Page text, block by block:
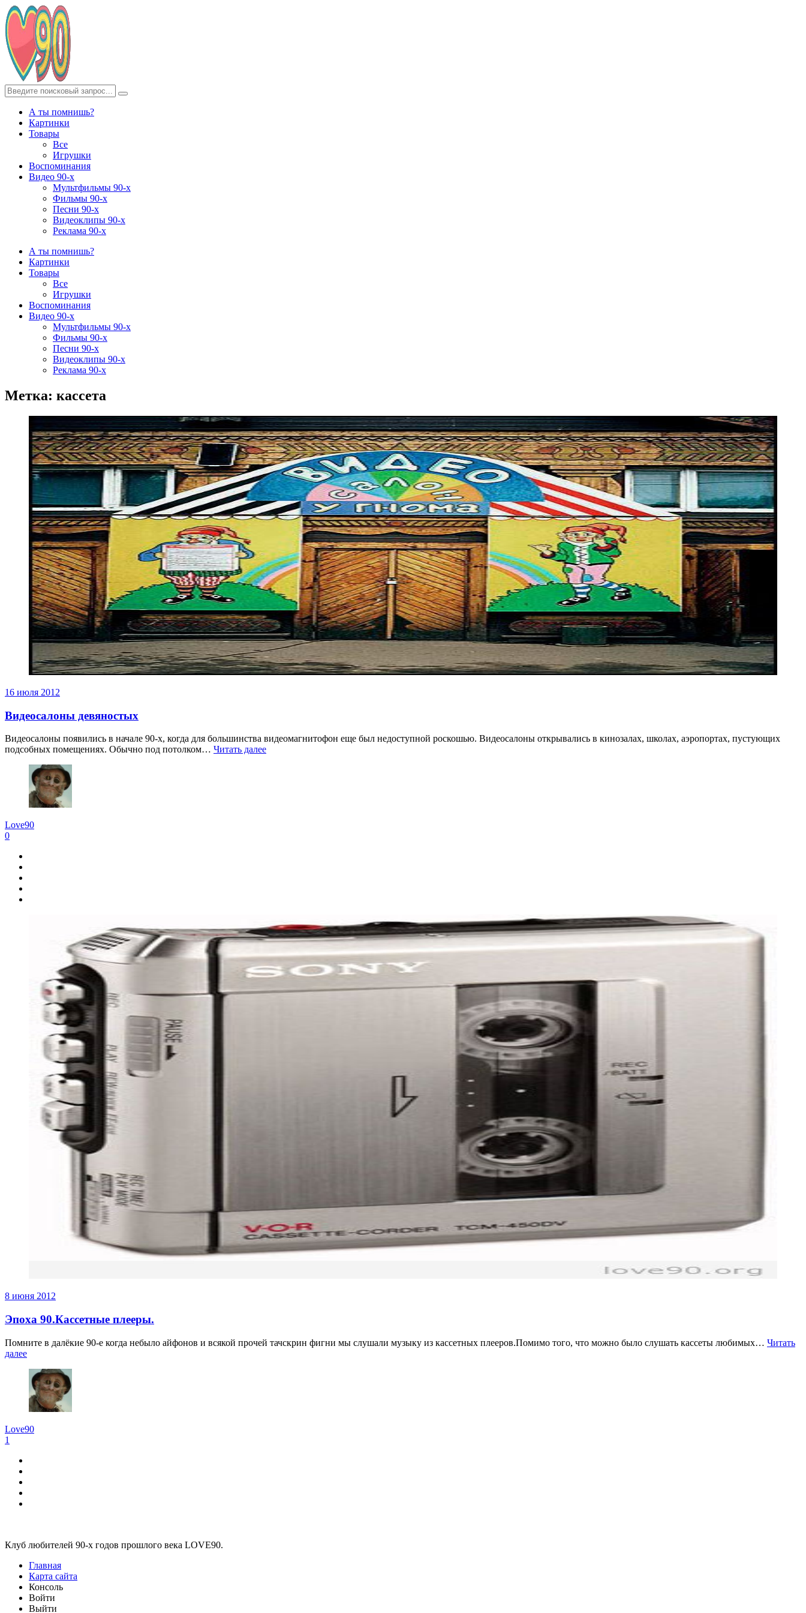
А ты помнишь?
Картинки
Товары
Все
Игрушки
Воспоминания
Видео 90-х
Мультфильмы 90-х
Фильмы 90-х
Песни 90-х
Видеоклипы 90-х
Реклама 90-х
А ты помнишь?
Картинки
Товары
Все
Игрушки
Воспоминания
Видео 90-х
Мультфильмы 90-х
Фильмы 90-х
Песни 90-х
Видеоклипы 90-х
Реклама 90-х
Метка: кассета
16 июля 2012
Видеосалоны девяностых
Видеосалоны появились в начале 90-х, когда для большинства видеомагнитофон еще был недоступной роскошью. Видеосалоны открывались в кинозалах, школах, аэропортах, пустующих
подсобных помещениях. Обычно под потолком… Читать далее
Love90
0
8 июня 2012
Эпоха 90.Кассетные плееры.
Помните в далёкие 90-е когда небыло айфонов и всякой прочей тачскрин фигни мы слушали музыку из кассетных плееров.Помимо того, что можно было слушать кассеты любимых… Читать
далее
Love90
1
Клуб любителей 90-х годов прошлого века LOVE90.
Главная
Карта сайта
Консоль
Войти
Выйти